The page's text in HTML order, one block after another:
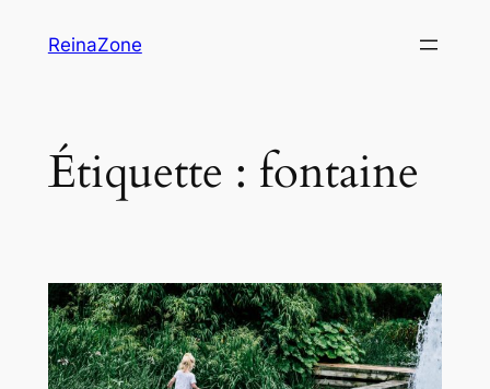
ReinaZone
Étiquette : fontaine